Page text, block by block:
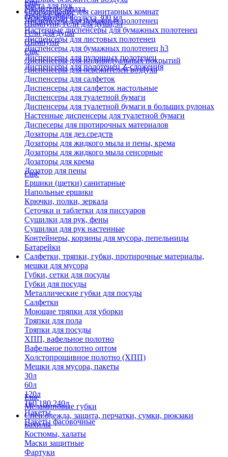
Паста для рук
Твердое мыло
Шампуни, гели для душа,5л
Гели для душа
Шампуни
Удалители запаха
Освежители воздуха 300 мл
Еще
Оборудование для санитарных комнат
Диспенсеры для бумажных полотенец
Настенные диспенсеры для бумажных полотенец
Диспенсеры для листовых полотенец
Диспенсеры для бумажных полотенец h3
Диспенсеры для рулонных полотенец
Диспенсеры для полотенец Z-сложения
Еще
Диспенсеры для индивидуальных покрытий
Диспенсеры для освежителей воздуха
Диспенсеры для салфеток
Диспенсеры для салфеток настольные
Диспенсеры для туалетной бумаги
Диспенсеры для туалетной бумаги в больших рулонах
Настенные диспенсеры для туалетной бумаги
Диспесеры для протирочных материалов
Дозаторы для дез.средств
Дозаторы для жидкого мыла и пены, крема
Дозаторы для жидкого мыла сенсорные
Дозаторы для крема
Дозатор для пены
Еще
Ершики (щетки) санитарные
Напольные ершики
Крючки, полки, зеркала
Сеточки и таблетки для писсуаров
Сушилки для рук, фены
Сушилки для рук настенные
Контейнеры, корзины для мусора, пепельницы
Батарейки
Салфетки, тряпки, губки, протирочные материалы,
мешки для мусора
Губки, сетки для посуды
Губки для посуды
Металлические губки для посуды
Салфетки
Моющие тряпки для уборки
Тряпки для пола
Тряпки для посуды
ХПП, вафельное полотно
Вафельное полотно оптом
Холстопрошивное полотно (ХПП)
Мешки для мусора, пакеты
30л
60л
120л
160,180,240л
Пакеты
Пакеты фасовочные
Еще
Меламиновые губки
Спец.одежда, защита, перчатки, сумки, рюкзаки
Бахилы
Костюмы, халаты
Маски защитные
Фартуки